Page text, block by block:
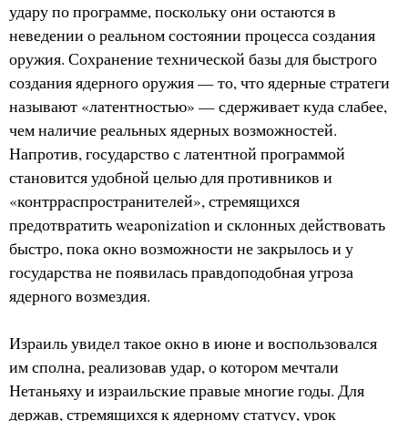
удару по программе, поскольку они остаются в
неведении о реальном состоянии процесса создания
оружия. Сохранение технической базы для быстрого
создания ядерного оружия — то, что ядерные стратеги
называют «латентностью» — сдерживает куда слабее,
чем наличие реальных ядерных возможностей.
Напротив, государство с латентной программой
становится удобной целью для противников и
«контрраспространителей», стремящихся
предотвратить weaponization и склонных действовать
быстро, пока окно возможности не закрылось и у
государства не появилась правдоподобная угроза
ядерного возмездия.
Израиль увидел такое окно в июне и воспользовался
им сполна, реализовав удар, о котором мечтали
Нетаньяху и израильские правые многие годы. Для
держав, стремящихся к ядерному статусу, урок